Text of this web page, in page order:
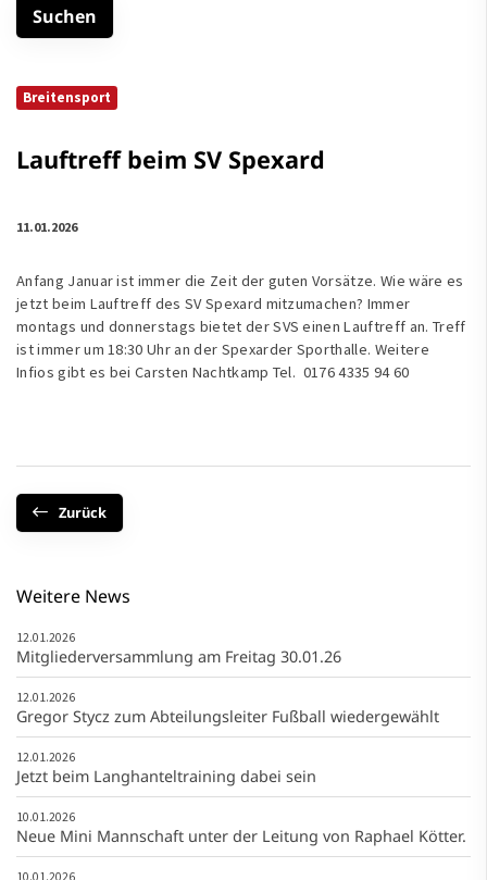
Breitensport
Lauftreff beim SV Spexard
11.01.2026
Anfang Januar ist immer die Zeit der guten Vorsätze. Wie wäre es
jetzt beim Lauftreff des SV Spexard mitzumachen? Immer
montags und donnerstags bietet der SVS einen Lauftreff an. Treff
ist immer um 18:30 Uhr an der Spexarder Sporthalle. Weitere
Infios gibt es bei Carsten Nachtkamp Tel. 0176 4335 94 60
Zurück
Weitere News
12.01.2026
Mitgliederversammlung am Freitag 30.01.26
12.01.2026
Gregor Stycz zum Abteilungsleiter Fußball wiedergewählt
12.01.2026
Jetzt beim Langhanteltraining dabei sein
10.01.2026
Neue Mini Mannschaft unter der Leitung von Raphael Kötter.
10.01.2026